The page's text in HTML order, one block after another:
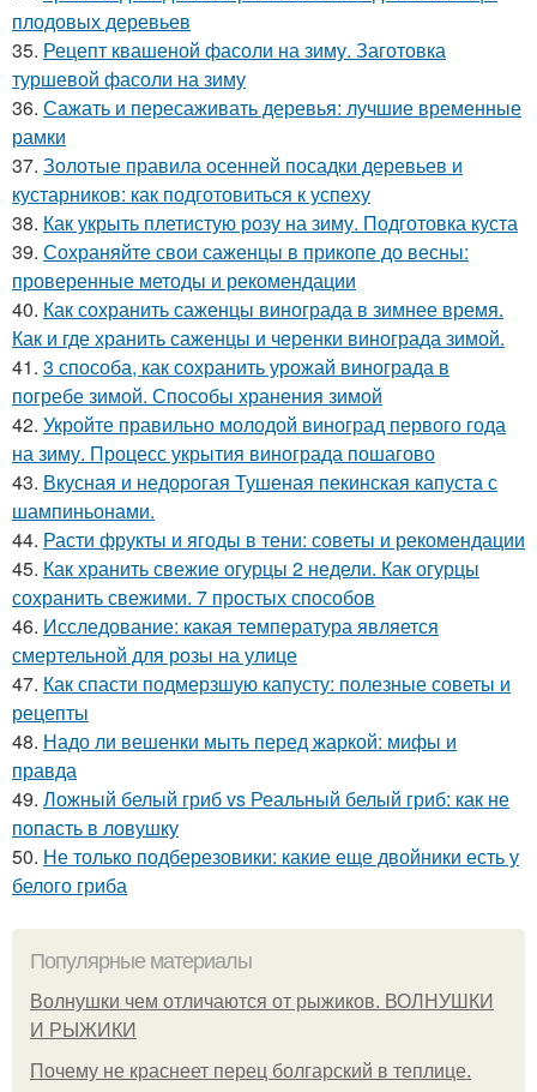
плодовых деревьев
35. Рецепт квашеной фасоли на зиму. Заготовка
туршевой фасоли на зиму
36. Сажать и пересаживать деревья: лучшие временные
рамки
37. Золотые правила осенней посадки деревьев и
кустарников: как подготовиться к успеху
38. Как укрыть плетистую розу на зиму. Подготовка куста
39. Сохраняйте свои саженцы в прикопе до весны:
проверенные методы и рекомендации
40. Как сохранить саженцы винограда в зимнее время.
Как и где хранить саженцы и черенки винограда зимой.
41. 3 способа, как сохранить урожай винограда в
погребе зимой. Способы хранения зимой
42. Укройте правильно молодой виноград первого года
на зиму. Процесс укрытия винограда пошагово
43. Вкусная и недорогая Тушеная пекинская капуста с
шампиньонами.
44. Расти фрукты и ягоды в тени: советы и рекомендации
45. Как хранить свежие огурцы 2 недели. Как огурцы
сохранить свежими. 7 простых способов
46. Исследование: какая температура является
смертельной для розы на улице
47. Как спасти подмерзшую капусту: полезные советы и
рецепты
48. Надо ли вешенки мыть перед жаркой: мифы и
правда
49. Ложный белый гриб vs Реальный белый гриб: как не
попасть в ловушку
50. Не только подберезовики: какие еще двойники есть у
белого гриба
Популярные материалы
Волнушки чем отличаются от рыжиков. ВОЛНУШКИ
И РЫЖИКИ
Почему не краснеет перец болгарский в теплице.